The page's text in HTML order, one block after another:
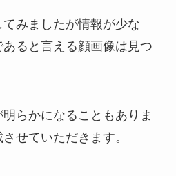
みましたが情報が少な
ると言える顔画像は見つ
らかになることもありま
せていただきます。